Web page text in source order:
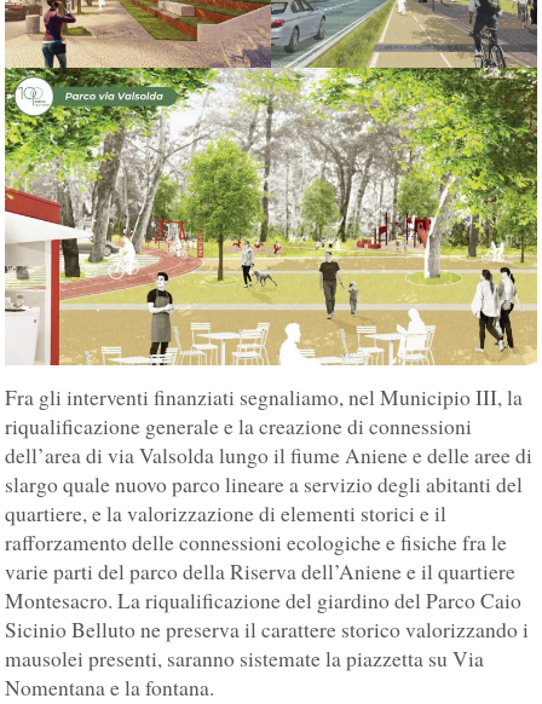
Fra gli interventi finanziati segnaliamo, nel Municipio III, la
riqualificazione generale e la creazione di connessioni
dell’area di via Valsolda lungo il fiume Aniene e delle aree di
slargo quale nuovo parco lineare a servizio degli abitanti del
quartiere, e la valorizzazione di elementi storici e il
rafforzamento delle connessioni ecologiche e fisiche fra le
varie parti del parco della Riserva dell’Aniene e il quartiere
Montesacro. La riqualificazione del giardino del Parco Caio
Sicinio Belluto ne preserva il carattere storico valorizzando i
mausolei presenti, saranno sistemate la piazzetta su Via
Nomentana e la fontana.